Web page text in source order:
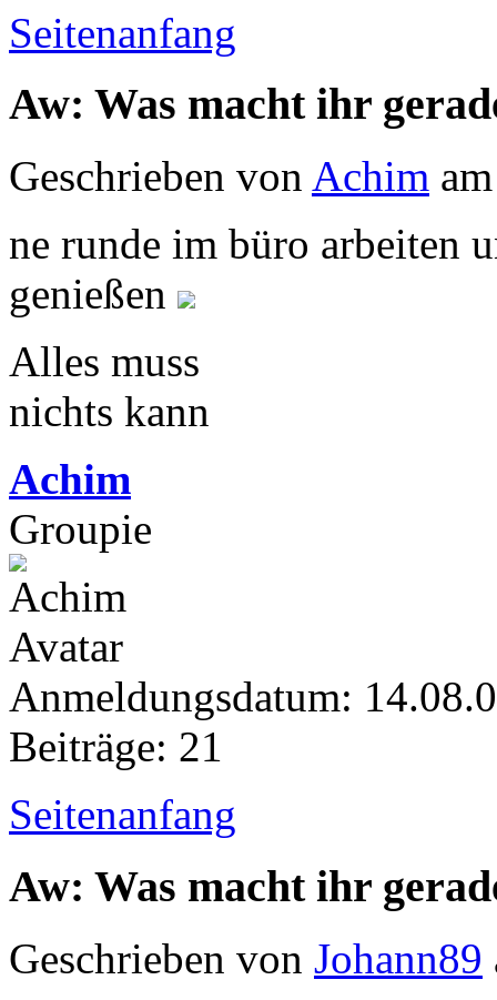
Seitenanfang
Aw: Was macht ihr
Geschrieben von Achim
ne runde im büro arbeiten
genießen
Alles muss
nichts kann
Achim
Groupie
Anmeldungsdatum:
Beiträge: 21
Seitenanfang
Aw: Was macht ihr
Geschrieben von Johann89